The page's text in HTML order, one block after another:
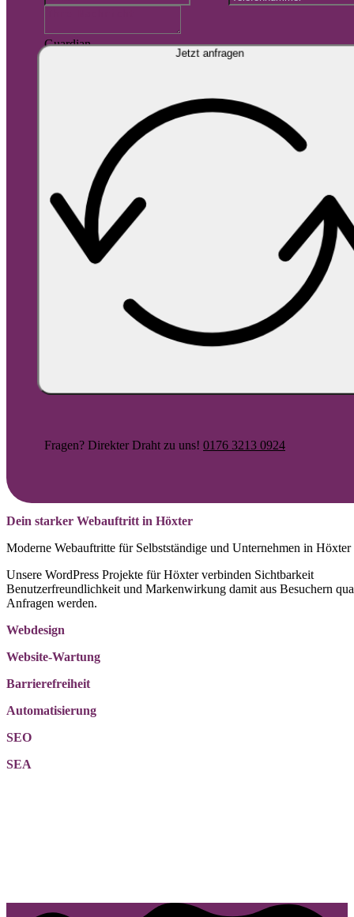
Dein starker Webauftritt in Höxter
Moderne Webauftritte für Selbstständige und Unternehmen in Höxter
Unsere WordPress Projekte für Höxter verbinden Sichtbarkeit
Benutzerfreundlichkeit und Markenwirkung damit aus Besuchern
Anfragen werden.
Webdesign
Website-Wartung
Barrierefreiheit
Automatisierung
SEO
SEA
Guardian
Jetzt anfragen
Fragen? Direkter Draht zu uns! 0176 3213 0924